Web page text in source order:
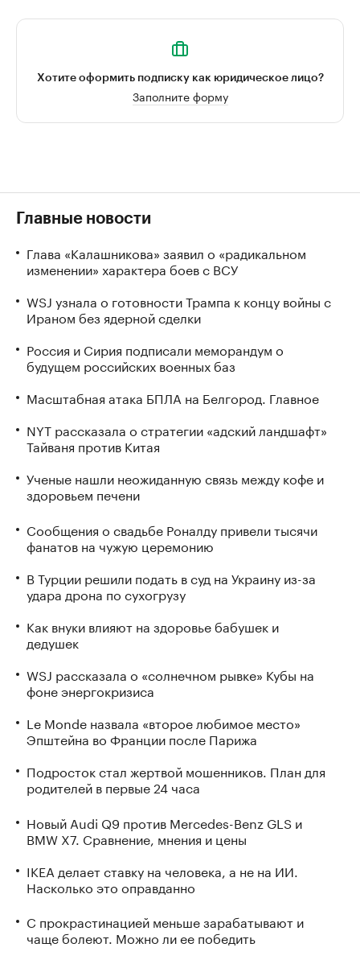
Хотите оформить подписку как юридическое лицо?
Заполните форму
Главные новости
Глава «Калашникова» заявил о «радикальном
изменении» характера боев с ВСУ
WSJ узнала о готовности Трампа к концу войны с
Ираном без ядерной сделки
Россия и Сирия подписали меморандум о
будущем российских военных баз
Масштабная атака БПЛА на Белгород. Главное
NYT рассказала о стратегии «адский ландшафт»
Тайваня против Китая
Ученые нашли неожиданную связь между кофе и
здоровьем печени
Сообщения о свадьбе Роналду привели тысячи
фанатов на чужую церемонию
В Турции решили подать в суд на Украину из-за
удара дрона по сухогрузу
Как внуки влияют на здоровье бабушек и
дедушек
WSJ рассказала о «солнечном рывке» Кубы на
фоне энергокризиса
Le Monde назвала «второе любимое место»
Эпштейна во Франции после Парижа
Подросток стал жертвой мошенников. План для
родителей в первые 24 часа
Новый Audi Q9 против Mercedes-Benz GLS и
BMW X7. Сравнение, мнения и цены
IKEA делает ставку на человека, а не на ИИ.
Насколько это оправданно
С прокрастинацией меньше зарабатывают и
чаще болеют. Можно ли ее победить